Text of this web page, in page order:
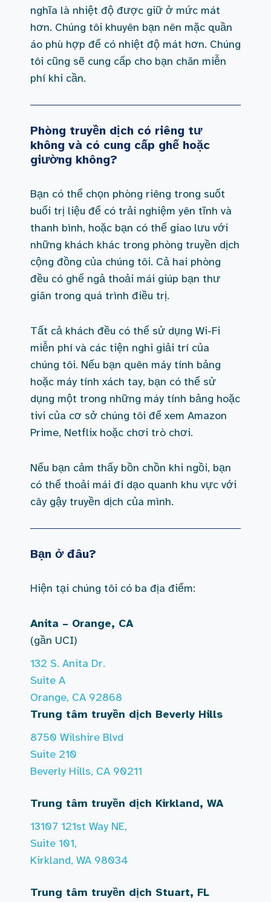
nghĩa là nhiệt độ được giữ ở mức mát
hơn. Chúng tôi khuyên bạn nên mặc quần
áo phù hợp để có nhiệt độ mát hơn. Chúng
tôi cũng sẽ cung cấp cho bạn chăn miễn
phí khi cần.
Phòng truyền dịch có riêng tư
không và có cung cấp ghế hoặc
giường không?
Bạn có thể chọn phòng riêng trong suốt
buổi trị liệu để có trải nghiệm yên tĩnh và
thanh bình, hoặc bạn có thể giao lưu với
những khách khác trong phòng truyền dịch
cộng đồng của chúng tôi. Cả hai phòng
đều có ghế ngả thoải mái giúp bạn thư
giãn trong quá trình điều trị.
Tất cả khách đều có thể sử dụng Wi-Fi
miễn phí và các tiện nghi giải trí của
chúng tôi. Nếu bạn quên máy tính bảng
hoặc máy tính xách tay, bạn có thể sử
dụng một trong những máy tính bảng hoặc
tivi của cơ sở chúng tôi để xem Amazon
Prime, Netflix hoặc chơi trò chơi.
Nếu bạn cảm thấy bồn chồn khi ngồi, bạn
có thể thoải mái đi dạo quanh khu vực với
cây gậy truyền dịch của mình.
Bạn ở đâu?
Hiện tại chúng tôi có ba địa điểm:
Anita – Orange, CA
(gần UCI)
132 S. Anita Dr.
Suite A
Orange, CA 92868
Trung tâm truyền dịch Beverly Hills
8750 Wilshire Blvd
Suite 210
Beverly Hills, CA 90211
Trung tâm truyền dịch Kirkland, WA
13107 121st Way NE,
Suite 101,
Kirkland, WA 98034
Trung tâm truyền dịch Stuart, FL